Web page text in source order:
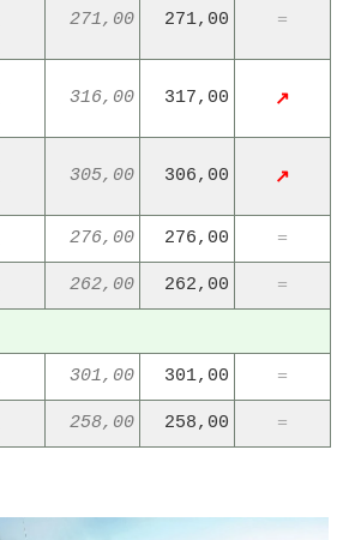
271,00 271,00 =
316,00 317,00 ↗
305,00 306,00 ↗
276,00 276,00 =
262,00 262,00 =
301,00 301,00 =
258,00 258,00 =